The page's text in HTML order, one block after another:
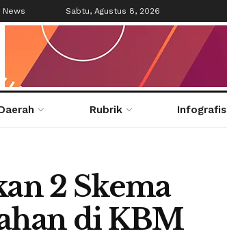
News Sabtu, Agustus 8, 2026
Rubrik Infografis
2 Skema
di KBM